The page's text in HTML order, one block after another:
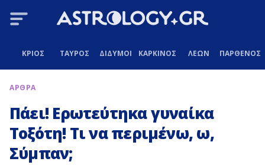
ΚΡΙΟΣ ΤΑΥΡΟΣ ΔΙΔΥΜΟΙ ΚΑΡΚΙΝΟΣ ΛΕΩΝ ΠΑΡΘΕΝΟΣ
ΑΡΘΡΑ
Πάει! Ερωτεύτηκα γυναίκα
Τοξότη! Τι να περιμένω, ω,
Σύμπαν;